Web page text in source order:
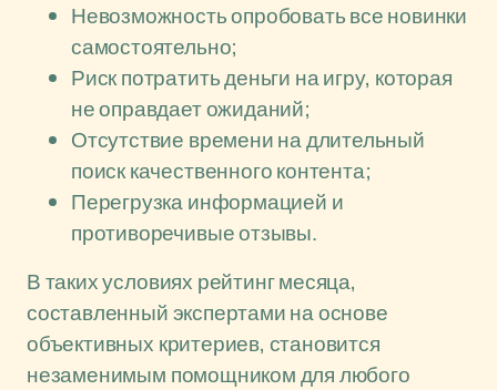
Невозможность опробовать все новинки
самостоятельно;
Риск потратить деньги на игру, которая
не оправдает ожиданий;
Отсутствие времени на длительный
поиск качественного контента;
Перегрузка информацией и
противоречивые отзывы.
В таких условиях рейтинг месяца,
составленный экспертами на основе
объективных критериев, становится
незаменимым помощником для любого